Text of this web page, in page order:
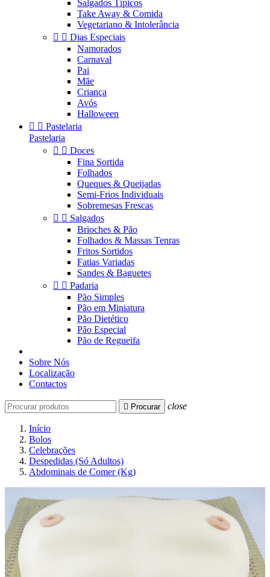
Salgados Típicos
Take Away & Comida
Vegetariano & Intolerância
  Dias Especiais
Namorados
Carnaval
Pai
Mãe
Criança
Avós
Halloween
  Pastelaria
Pastelaria
  Doces
Fina Sortida
Folhados
Queques & Queijadas
Semi-Frios Individuais
Sobremesas Frescas
  Salgados
Brioches & Pão
Folhados & Massas Tenras
Fritos Sortidos
Fatias Variadas
Sandes & Baguetes
  Padaria
Pão Simples
Pão em Miniatura
Pão Dietético
Pão Especial
Pão de Regueifa
Sobre Nós
Localização
Contactos
 Procurar close
Início
Bolos
Celebrações
Despedidas (Só Adultos)
Abdominais de Comer (Kg)